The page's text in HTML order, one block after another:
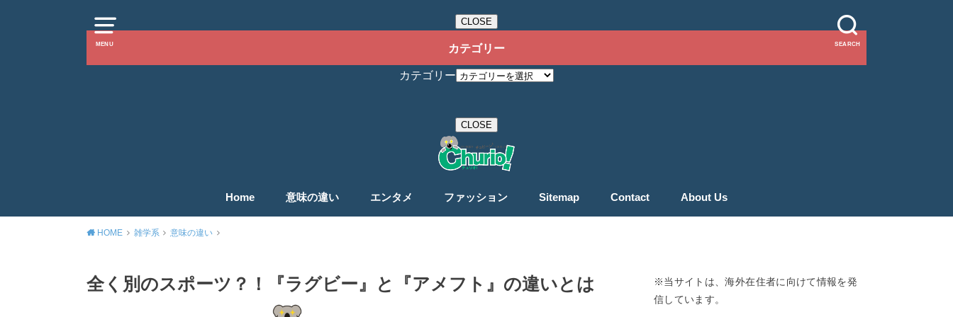
MENU
CLOSE
カテゴリー
カテゴリー
CLOSE
SEARCH
Home 意味の違い エンタメ ファッション Sitemap Contact About Us
HOME 雑学系 意味の違い
全く別のスポーツ？！『ラグビー』と『アメフト』の違いとは
※当サイトは、海外在住者に向けて情報を発
信しています。